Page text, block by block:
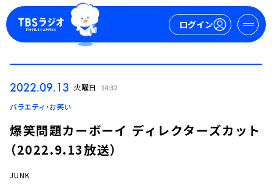
ログイン
ログイン
2022.09.13 火曜日 14:32
バラエティ・お笑い
爆笑問題カーボーイ ディレクターズカット
（2022.9.13放送）
JUNK